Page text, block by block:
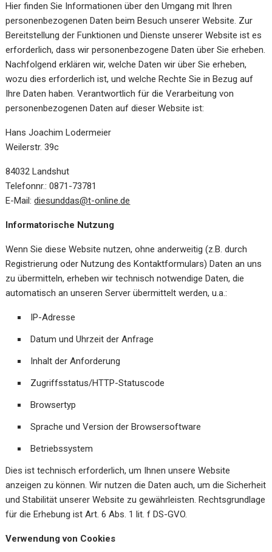
Hier finden Sie Informationen über den Umgang mit Ihren
personenbezogenen Daten beim Besuch unserer Website. Zur
Bereitstellung der Funktionen und Dienste unserer Website ist es
erforderlich, dass wir personenbezogene Daten über Sie erheben.
Nachfolgend erklären wir, welche Daten wir über Sie erheben,
wozu dies erforderlich ist, und welche Rechte Sie in Bezug auf
Ihre Daten haben. Verantwortlich für die Verarbeitung von
personenbezogenen Daten auf dieser Website ist:
Hans Joachim Lodermeier
Weilerstr. 39c
84032 Landshut
Telefonnr.: 0871-73781
E-Mail:diesunddas@t-online.de
Informatorische Nutzung
Wenn Sie diese Website nutzen, ohne anderweitig (z.B. durch
Registrierung oder Nutzung des Kontaktformulars) Daten an uns
zu übermitteln, erheben wir technisch notwendige Daten, die
automatisch an unseren Server übermittelt werden, u.a.:
IP-Adresse
Datum und Uhrzeit der Anfrage
Inhalt der Anforderung
Zugriffsstatus/HTTP-Statuscode
Browsertyp
Sprache und Version der Browsersoftware
Betriebssystem
Dies ist technisch erforderlich, um Ihnen unsere Website
anzeigen zu können. Wir nutzen die Daten auch, um die Sicherheit
und Stabilität unserer Website zu gewährleisten. Rechtsgrundlage
für die Erhebung ist Art. 6 Abs. 1 lit. f DS-GVO.
Verwendung von Cookies